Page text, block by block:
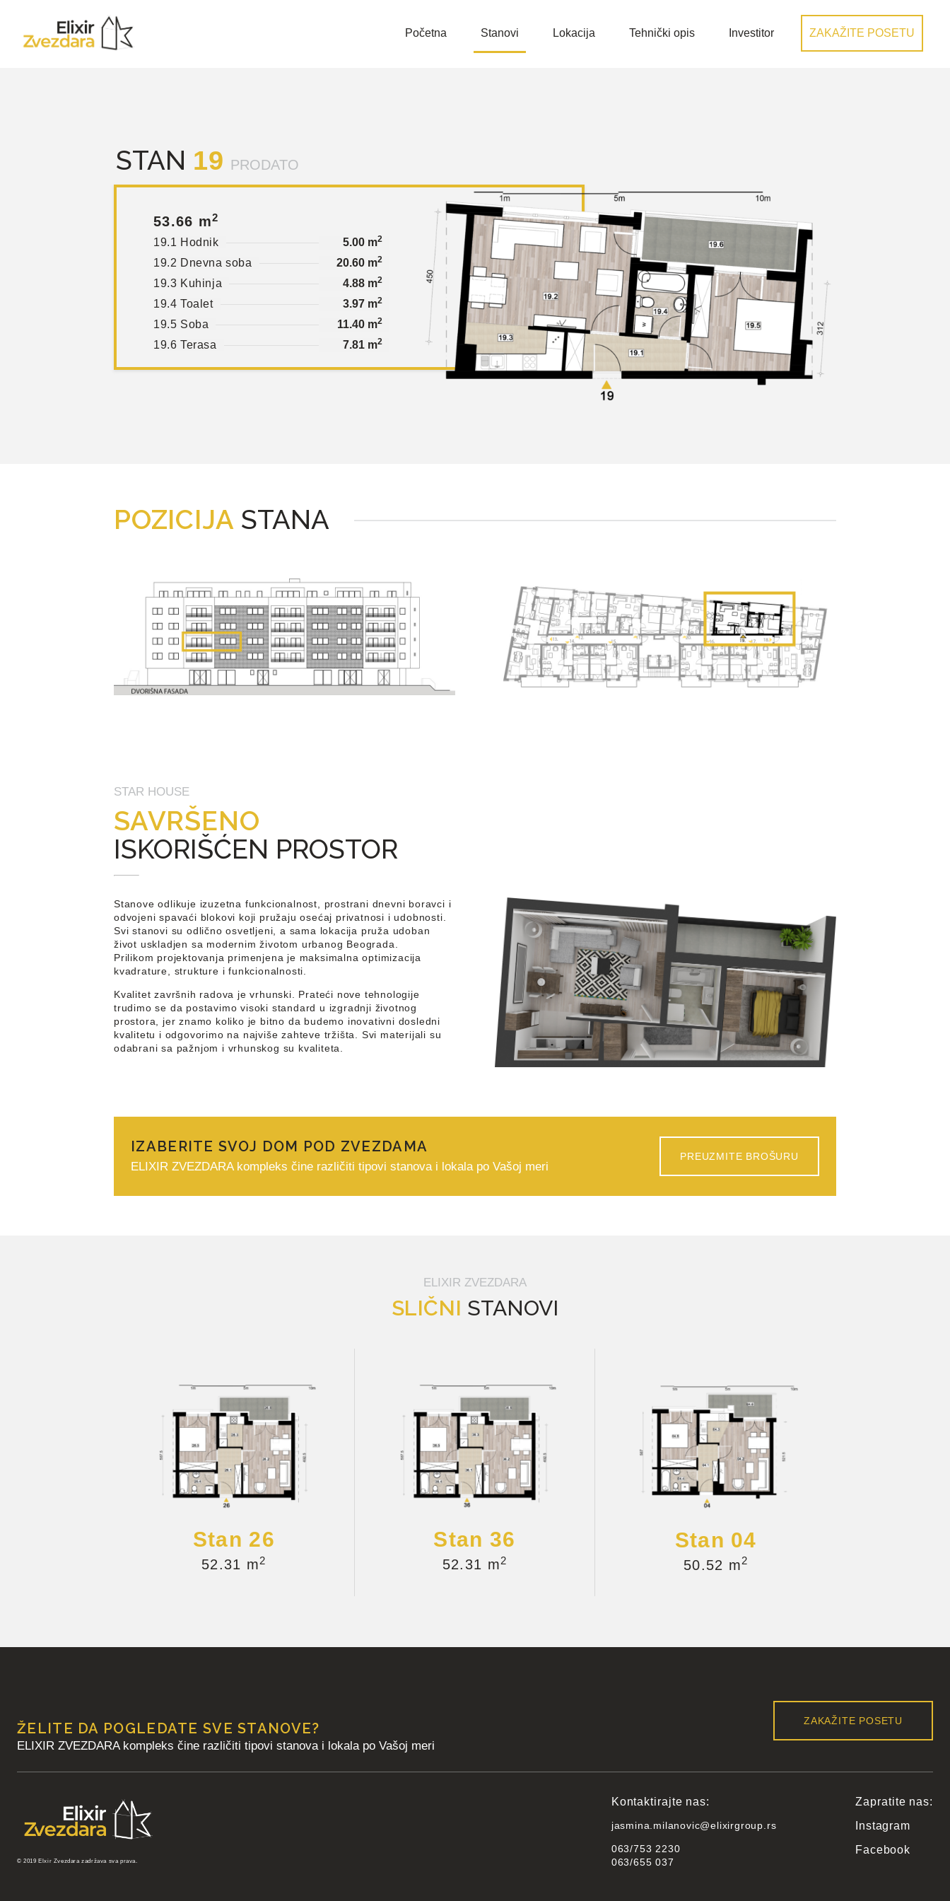
Početna Stanovi Lokacija Tehnički opis Investitor ZAKAŽITE POSETU
STAN 19 PRODATO
53.66 m2
19.1 Hodnik 5.00 m2
19.2 Dnevna soba 20.60 m2
19.3 Kuhinja 4.88 m2
19.4 Toalet 3.97 m2
19.5 Soba 11.40 m2
19.6 Terasa 7.81 m2
POZICIJA STANA
STAR HOUSE
SAVRŠENO
ISKORIŠĆEN PROSTOR
Stanove odlikuje izuzetna funkcionalnost, prostrani dnevni boravci i
odvojeni spavaći blokovi koji pružaju osećaj privatnosi i udobnosti.
Svi stanovi su odlično osvetljeni, a sama lokacija pruža udoban
život uskladjen sa modernim životom urbanog Beograda.
Prilikom projektovanja primenjena je maksimalna optimizacija
kvadrature, strukture i funkcionalnosti.
Kvalitet završnih radova je vrhunski. Prateći nove tehnologije
trudimo se da postavimo visoki standard u izgradnji životnog
prostora, jer znamo koliko je bitno da budemo inovativni dosledni
kvalitetu i odgovorimo na najviše zahteve tržišta. Svi materijali su
odabrani sa pažnjom i vrhunskog su kvaliteta.
IZABERITE SVOJ DOM POD ZVEZDAMA
ELIXIR ZVEZDARA kompleks čine različiti tipovi stanova i lokala po Vašoj meri
PREUZMITE BROŠURU
ELIXIR ZVEZDARA
SLIČNI STANOVI
Stan 26
52.31 m2
Stan 36
52.31 m2
Stan 04
50.52 m2
ŽELITE DA POGLEDATE SVE STANOVE?
ELIXIR ZVEZDARA kompleks čine različiti tipovi stanova i lokala po Vašoj meri
ZAKAŽITE POSETU
© 2019 Elxir Zvezdara zadržava sva prava.
Kontaktirajte nas:
jasmina.milanovic@elixirgroup.rs
063/753 2230
063/655 037
Zapratite nas:
Instagram
Facebook